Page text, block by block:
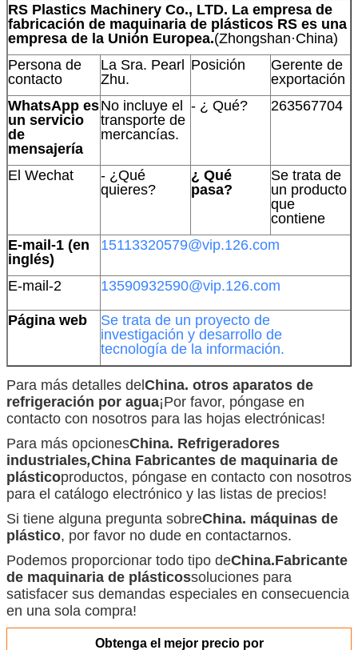
RS Plastics Machinery Co., LTD. La empresa de
fabricación de maquinaria de plásticos RS es una
empresa de la Unión Europea.(Zhongshan·China)
Persona de
contacto
La Sra. Pearl
Zhu.
Posición
Gerente de
exportación
WhatsApp es
un servicio
de
mensajería
No incluye el
transporte de
mercancías.
- ¿ Qué? 263567704
El Wechat
- ¿Qué
quieres?
¿ Qué
pasa?
Se trata de
un producto
que
contiene
E-mail-1 (en
inglés)
15113320579@vip.126.com
E-mail-2 13590932590@vip.126.com
Página web
Se trata de un proyecto de
investigación y desarrollo de
tecnología de la información.
Para más detalles delChina. otros aparatos de
refrigeración por agua¡Por favor, póngase en
contacto con nosotros para las hojas electrónicas!
Para más opcionesChina. Refrigeradores
industriales,China Fabricantes de maquinaria de
plásticoproductos, póngase en contacto con nosotros
para el catálogo electrónico y las listas de precios!
Si tiene alguna pregunta sobreChina. máquinas de
plástico, por favor no dude en contactarnos.
Podemos proporcionar todo tipo deChina.Fabricante
de maquinaria de plásticossoluciones para
satisfacer sus demandas especiales en consecuencia
en una sola compra!
Obtenga el mejor precio por